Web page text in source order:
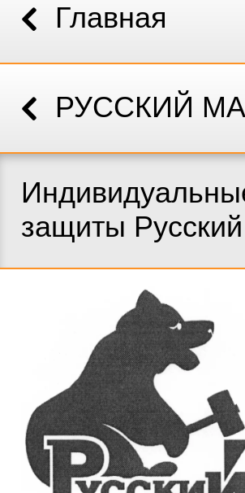
Главная
РУССКИЙ
защиты